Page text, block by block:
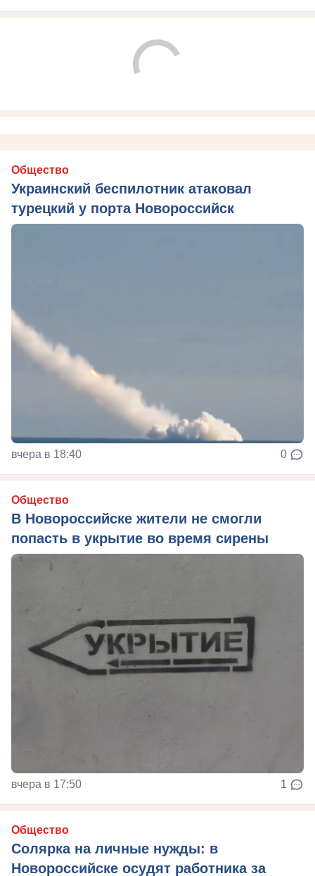
Общество
Украинский беспилотник атаковал
турецкий у порта Новороссийск
вчера в 18:40 0
Общество
В Новороссийске жители не смогли
попасть в укрытие во время сирены
вчера в 17:50 1
Общество
Солярка на личные нужды: в
Новороссийске осудят работника за